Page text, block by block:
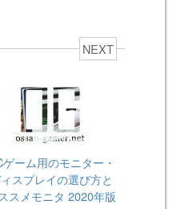
NEXT
ゲーム用のモニター・
スプレイの選び方と
スメモニタ 2020年版